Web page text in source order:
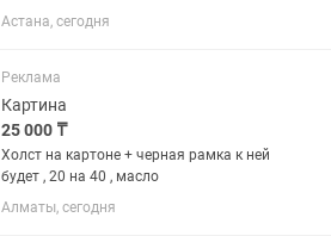
Астана, сегодня
Реклама
Картина
25 000 ₸
Холст на картоне + черная рамка к ней
будет , 20 на 40 , масло
Алматы, сегодня